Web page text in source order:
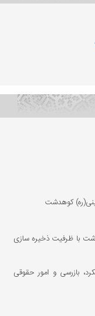
کوهدشت
با ظرفیت ذخیره‌ سازی
بازرسی و امور حقوقی